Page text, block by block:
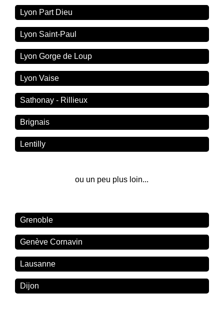
Lyon Part Dieu
Lyon Saint-Paul
Lyon Gorge de Loup
Lyon Vaise
Sathonay - Rillieux
Brignais
Lentilly
ou un peu plus loin...
Grenoble
Genève Cornavin
Lausanne
Dijon